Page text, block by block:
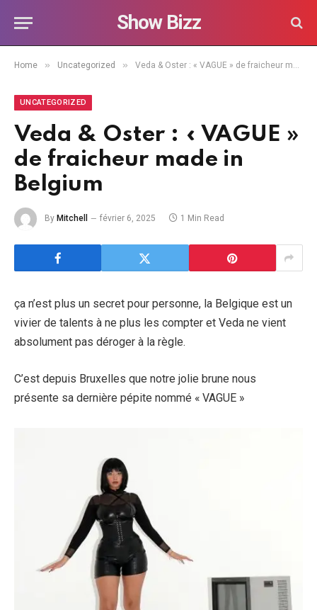
Show Bizz
Home » Uncategorized » Veda & Oster : « VAGUE » de fraicheur made in Belgium
UNCATEGORIZED
Veda & Oster : « VAGUE »
de fraicheur made in
Belgium
By Mitchell février 6, 2025 1 Min Read
ça n’est plus un secret pour personne, la Belgique est un
vivier de talents à ne plus les compter et Veda ne vient
absolument pas déroger à la règle.
C’est depuis Bruxelles que notre jolie brune nous
présente sa dernière pépite nommé « VAGUE »